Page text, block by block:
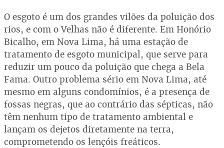
O esgoto é um dos grandes vilões da poluição dos
rios, e com o Velhas não é diferente. Em Honório
Bicalho, em Nova Lima, há uma estação de
tratamento de esgoto municipal, que serve para
reduzir um pouco da poluição que chega a Bela
Fama. Outro problema sério em Nova Lima, até
mesmo em alguns condomínios, é a presença de
fossas negras, que ao contrário das sépticas, não
têm nenhum tipo de tratamento ambiental e
lançam os dejetos diretamente na terra,
comprometendo os lençóis freáticos.